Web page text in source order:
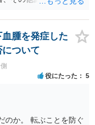
ければ、裁判で勝て
これはどの介護事
談の上、まずは調査
腫を発症した
ついて
役にたった 5
のか。 転ぶことを防ぐ